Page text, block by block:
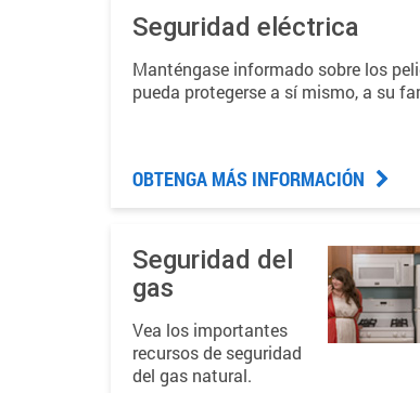
Seguridad eléctrica
Manténgase informado sobre los
pueda protegerse a sí mismo, a su
OBTENGA MÁS INFORMACIÓN
Seguridad del
gas
Vea los importantes
recursos de seguridad
del gas natural.